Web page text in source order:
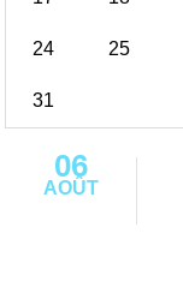
24 25
31
06
AOÛT